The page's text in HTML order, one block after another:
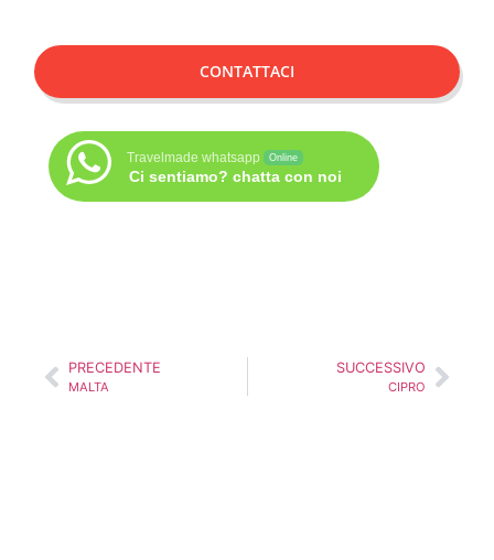
CONTATTACI
Travelmade whatsapp Online
Ci sentiamo? chatta con noi
PRECEDENTE
MALTA
SUCCESSIVO
CIPRO